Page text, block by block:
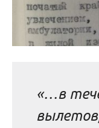
«…в